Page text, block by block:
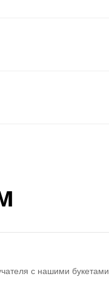
с нашими букетами.